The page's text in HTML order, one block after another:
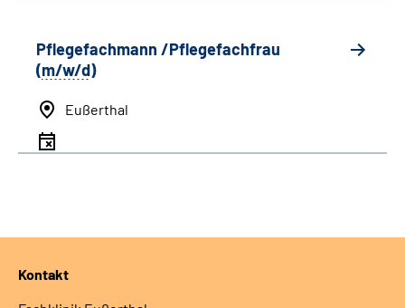
Pflegefachmann /Pflegefachfrau
(m/w/d)
Eußerthal
Kontakt